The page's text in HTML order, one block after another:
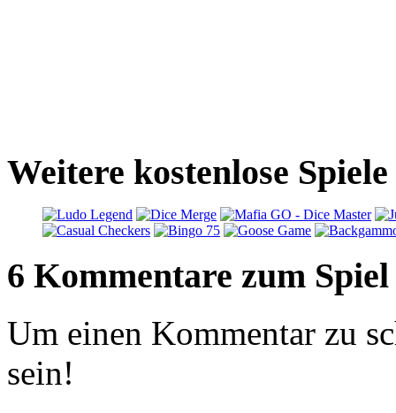
Weitere kostenlose
6 Kommentare zum Spiel
Um einen Kommentar zu
sein!